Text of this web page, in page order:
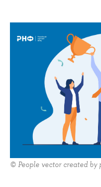
© People vector created by